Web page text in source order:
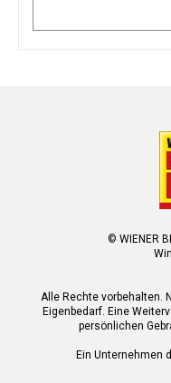
© WIENER
Alle Rechte vorbehalten.
Eigenbedarf. Eine
persönlichen
Ein Unternehmen